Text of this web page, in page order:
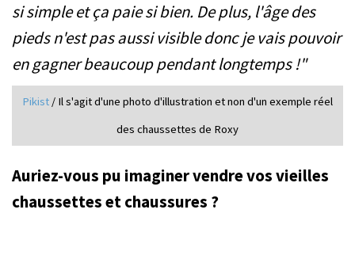
si simple et ça paie si bien. De plus, l'âge des
pieds n'est pas aussi visible donc je vais pouvoir
en gagner beaucoup pendant longtemps !"
Pikist / Il s'agit d'une photo d'illustration et non d'un exemple réel
des chaussettes de Roxy
Auriez-vous pu imaginer vendre vos vieilles
chaussettes et chaussures ?